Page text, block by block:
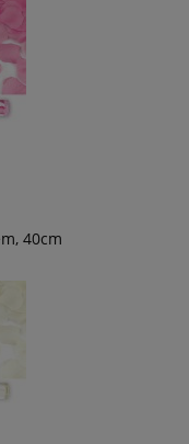
40cm